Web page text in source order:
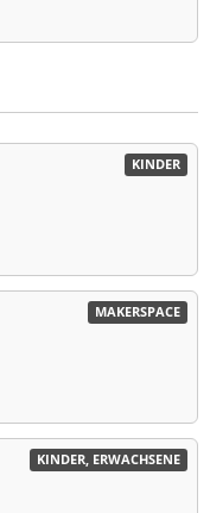
KINDER
MAKERSPACE
KINDER, ERWACHSENE